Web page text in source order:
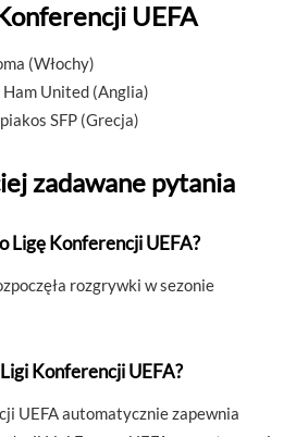
UEFA
(Włochy)
United (Anglia)
SFP (Grecja)
zadawane pytania
Ligę Konferencji UEFA?
rozgrywki w sezonie
Konferencji UEFA?
UEFA automatycznie zapewnia